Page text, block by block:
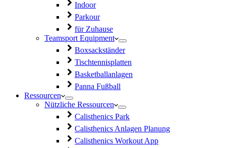
Indoor
Parkour
für Zuhause
Teamsport Equipment
Boxsackständer
Tischtennisplatten
Basketballanlagen
Panna Fußball
Ressourcen
Nützliche Ressourcen
Calisthenics Park
Calisthenics Anlagen Planung
Calisthenics Workout App